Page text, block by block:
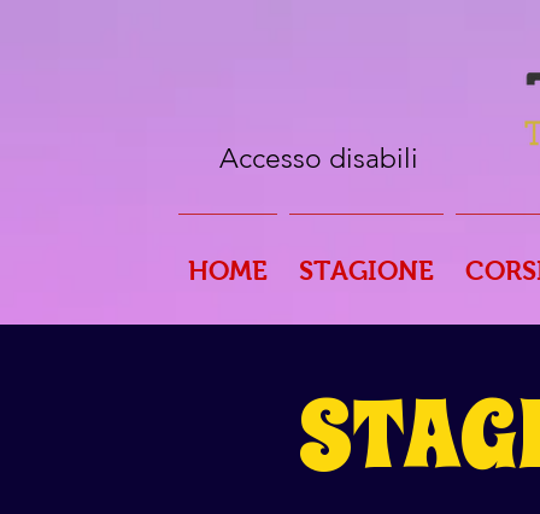
Accesso disabili
HOME STAGIONE